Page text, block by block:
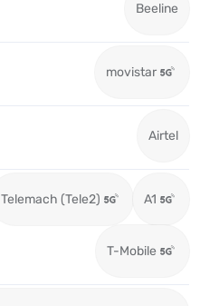
Beeline
movistar
Airtel
Telemach (Tele2) A1
T-Mobile